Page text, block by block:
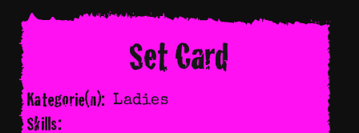
Set Card
Kategorie(n): Ladies
Skills: